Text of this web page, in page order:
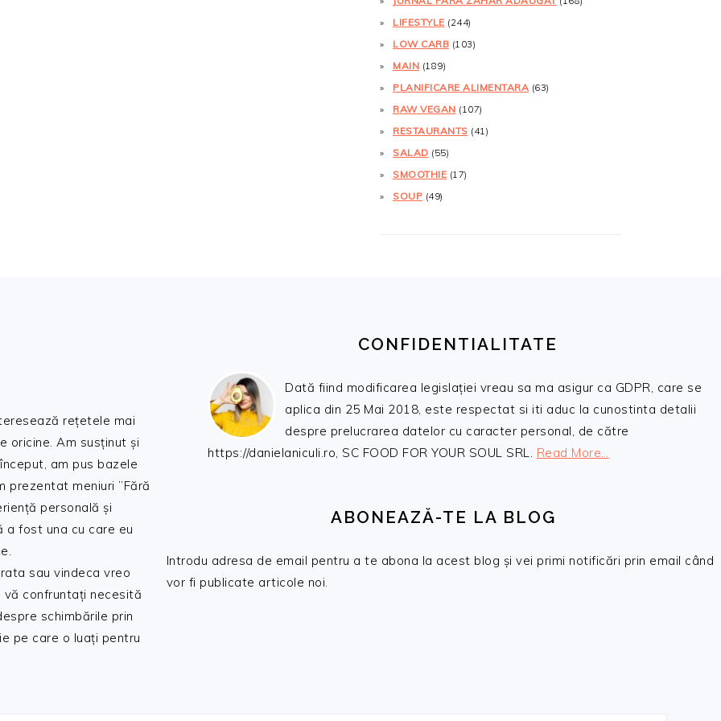
LIFESTYLE (244)
LOW CARB (103)
MAIN (189)
PLANIFICARE ALIMENTARA (63)
RAW VEGAN (107)
RESTAURANTS (41)
SALAD (55)
SMOOTHIE (17)
SOUP (49)
rețetele mai
oricine. Am susținut și
am pus bazele
prezentat meniuri ”Fără
personală și
a fost una cu care eu
sau vindeca vreo
confruntați necesită
schimbările prin
pe care o luați pentru
CONFIDENTIALITATE
Dată fiind modificarea legislației vreau sa ma asigur ca GDPR, care se
aplica din 25 Mai 2018, este respectat si iti aduc la cunostinta detalii
despre prelucrarea datelor cu caracter personal, de către
https://danielaniculi.ro, SC FOOD FOR YOUR SOUL SRL. Read More…
ABONEAZĂ-TE LA BLOG
Introdu adresa de email pentru a te abona la acest blog și vei primi notificări prin email când
vor fi publicate articole noi.